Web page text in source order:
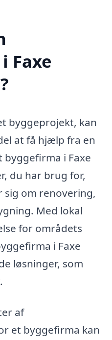
Faxe
byggeprojekt, kan
at få hjælp fra en
byggefirma i Faxe
du har brug for,
sig om renovering,
Med lokal
for områdets
i Faxe
løsninger, som
af
et byggefirma kan